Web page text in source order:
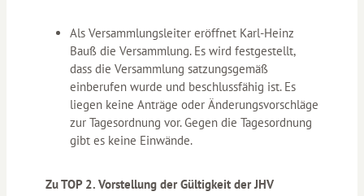
Als Versammlungsleiter eröffnet Karl-Heinz
Bauß die Versammlung. Es wird festgestellt,
dass die Versammlung satzungsgemäß
einberufen wurde und beschlussfähig ist. Es
liegen keine Anträge oder Änderungsvorschläge
zur Tagesordnung vor. Gegen die Tagesordnung
gibt es keine Einwände.
Zu TOP 2. Vorstellung der Gültigkeit der JHV